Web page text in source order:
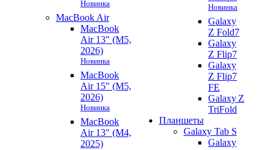
Новинка
MacBook Air
MacBook
Air 13" (M5,
2026)
Новинка
MacBook
Air 15" (M5,
2026)
Новинка
MacBook
Air 13" (M4,
2025)
Новинка
Galaxy
Z Fold7
Galaxy
Z Flip7
Galaxy
Z Flip7
FE
Galaxy Z
TriFold
Планшеты
Galaxy Tab S
Galaxy